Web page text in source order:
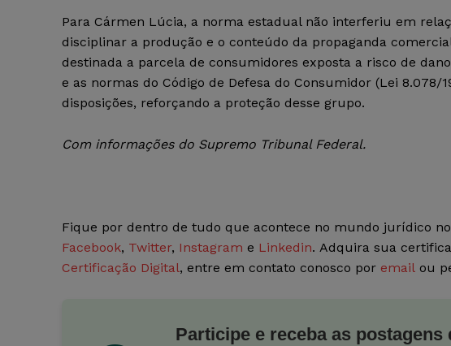
Para Cármen Lúcia, a norma estadual não interferiu em
disciplinar a produção e o conteúdo da propaganda
destinada a parcela de consumidores exposta a risco de
e as normas do Código de Defesa do Consumidor (Lei 8.078/
disposições, reforçando a proteção desse grupo.
Com informações do Supremo Tribunal Federal.
Fique por dentro de tudo que acontece no mundo jurídico no
Facebook, Twitter, Instagram e Linkedin. Adquira sua
Certificação Digital, entre em contato conosco por email ou
Participe e receba as